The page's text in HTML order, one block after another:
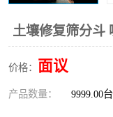
土壤修复筛分斗
价格： 面议
产品数量： 9999.00台
挖树机
滚筒筛
挖掘机破碎斗